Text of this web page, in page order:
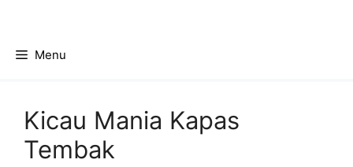
contentMenu
Kicau Mania Kapas
Tembak